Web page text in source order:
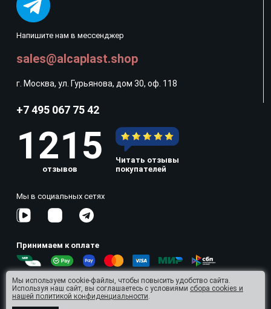
Напишите нам в мессенджер
sales@alcaplast.shop
г. Москва, ул. Гурьянова, дом 30, оф. 118
+7 495 067 75 42
1215
отзывов
Читать отзывы
покупателей
Мы в социальных сетях
Принимаем к оплате
© 2026 Omnisan Group
Мы используем cookie-файлы, чтобы повысить удобство сайта.
Используя наш сайт, вы соглашаетесь с условиями сбора cookies и
нашей политикой конфиденциальности.